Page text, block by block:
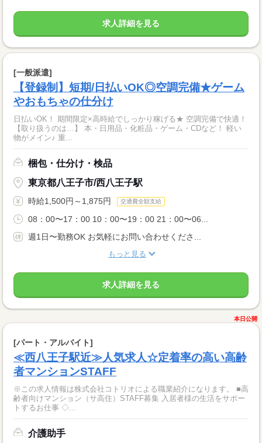
求人詳細を見る
[一般派遣]
【登録制】短期/日払いOK◎空調完備★ゲーム
やおもちゃの仕分け
日払いOK！ 期間限定×高時給でしっかり稼げる★ 空調完備で快適！
【取り扱うのは…】 本・日用品・化粧品・ゲーム・CDなど！ 軽い
物がメイン♪ 重...
梱包・仕分け・検品
東京都八王子市/西八王子駅
時給1,500円～1,875円 交通費全額支給
08：00〜17：00 10：00〜19：00 21：00〜06...
週1日〜勤務OK お気軽にお問い合わせくださ...
もっと見る
求人詳細を見る
本日公開
[パート・アルバイト]
≪西八王子駅近≫人気求人☆定着率の高い高齢
者マンションSTAFF
※この求人情報は株式会社コトリオによる職業紹介になります。 ■高
齢者向けマンション（サ高住）STAFF募集 入居者様の生活をサポー
トするお仕事 ◇...
介護助手